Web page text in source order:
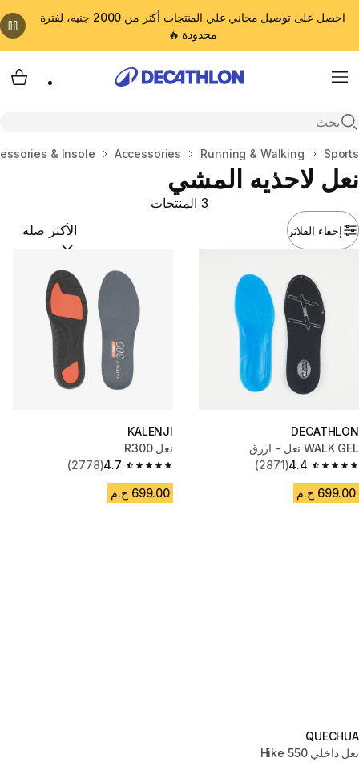
احصل على توصيل مجاني علي المنتجات أكثر من 2000 جنيه، لفترة
محدودة 🔥
Menu
Open search
المنزل
Sports
Running & Walking
Accessories
& Insole
نعل لاحذيه المشي
إخفاء الفلاتر
3 المنتجات
ترتيب حسب:
DECATHLON
WALK GEL نعل - ازرق
4.4
4.4 out of 5 stars from 2871 reviews
(2871)
699.00 ج.م
KALENJI
نعل R300
4.7
4.7 out of 5 stars from 2778 reviews
(2778)
699.00 ج.م
QUECHUA
نعل داخلي Hike 550